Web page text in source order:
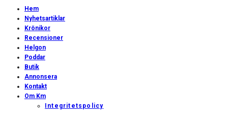
Hem
Nyhetsartiklar
Krönikor
Recensioner
Helgon
Poddar
Butik
Annonsera
Kontakt
Om Km
Integritetspolicy